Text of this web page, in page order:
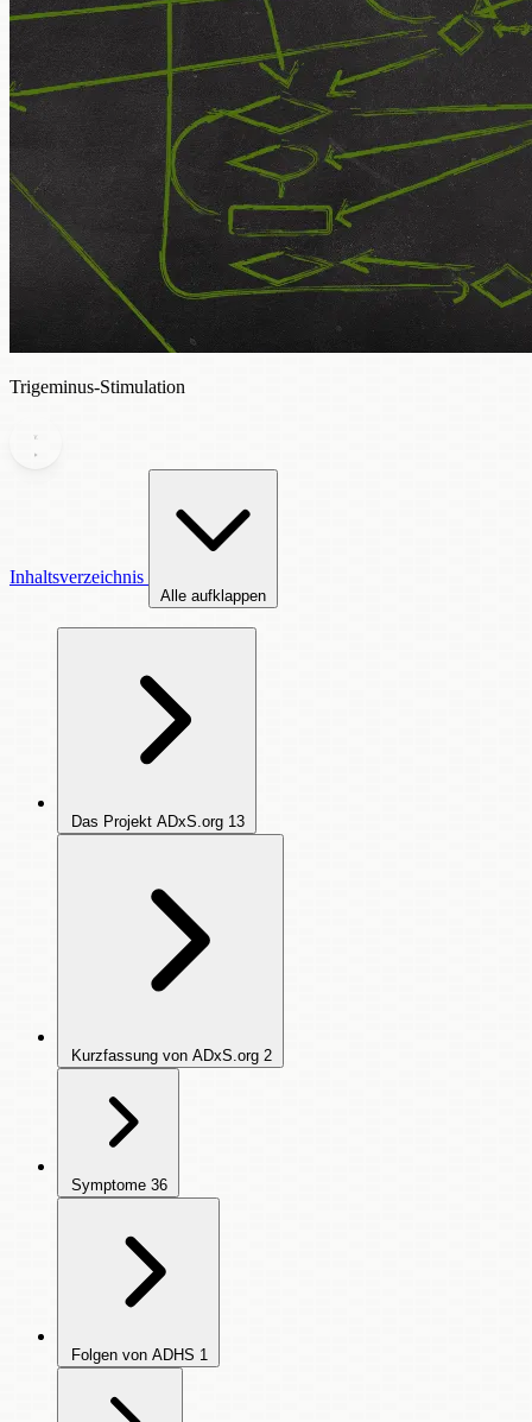
Trigeminus-Stimulation
Inhaltsverzeichnis
Alle aufklappen
Das Projekt ADxS.org 13
Kurzfassung von ADxS.org 2
Symptome 36
Folgen von ADHS 1